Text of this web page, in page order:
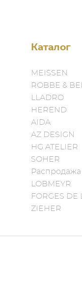
Каталог
MEISSEN
ROBBE &
LLADRO
HEREND
AIDA
AZ DESIGN
HG ATELIER
SOHER
Распродажа
LOBMEYR
FORGES DE
ZIEHER